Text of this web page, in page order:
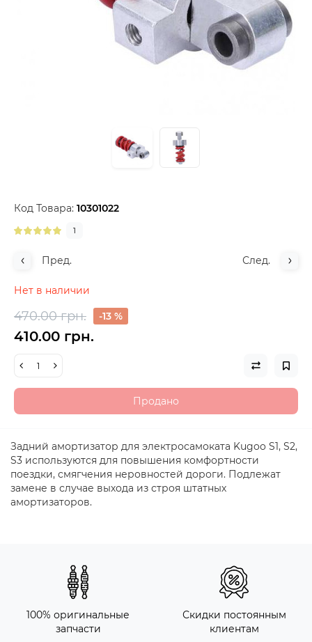
Код Товара: 10301022
1
Пред. След.
Нет в наличии
470.00 грн. -13 %
410.00 грн.
Продано
Задний амортизатор для электросамоката Kugoo S1, S2,
S3 используются для повышения комфортности
поездки, смягчения неровностей дороги. Подлежат
замене в случае выхода из строя штатных
амортизаторов.
100% оригинальные
запчасти
Скидки постоянным
клиентам